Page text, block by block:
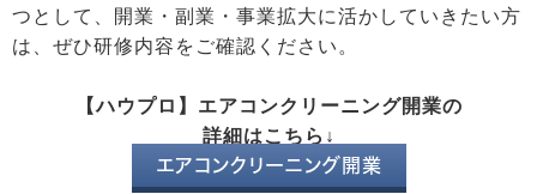
つとして、開業・副業・事業拡大に活かしていきたい方
は、ぜひ研修内容をご確認ください。
【ハウプロ】エアコンクリーニング開業の
詳細はこちら↓
エアコンクリーニング開業